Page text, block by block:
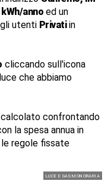
anno ed un
utenti Privatiin
cliccando sull'icona
che abbiamo
confrontando
la spesa annua in
regole fissate
LUCE E GAS MONORARIA